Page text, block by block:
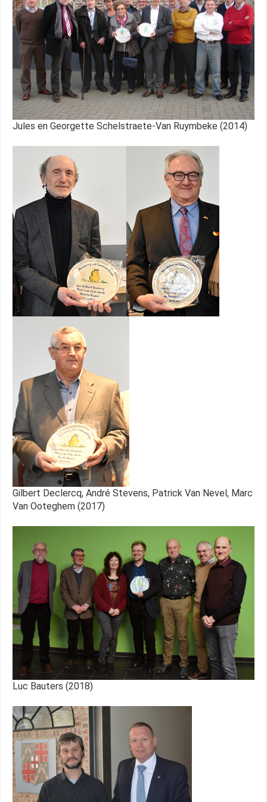
Jules en Georgette Schelstraete-Van Ruymbeke (2014)
Gilbert Declercq, André Stevens, Patrick Van Nevel, Marc
Van Ooteghem (2017)
Luc Bauters (2018)